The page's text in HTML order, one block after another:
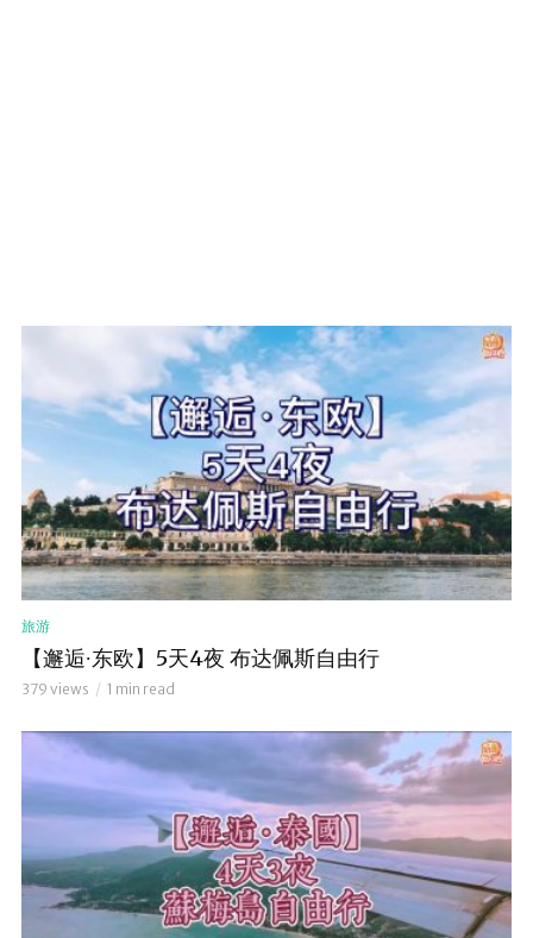
旅游
【邂逅∙东欧】5天4夜 布达佩斯自由行
379 views 1 min read